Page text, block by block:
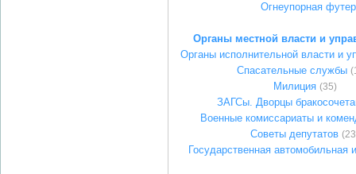
Огнеупорная
Органы местной власти и
Органы исполнительной власти и
Спасательные службы
Милиция (35)
ЗАГСы. Дворцы
Военные комиссариаты и
Советы депутатов
Государственная автомобильная